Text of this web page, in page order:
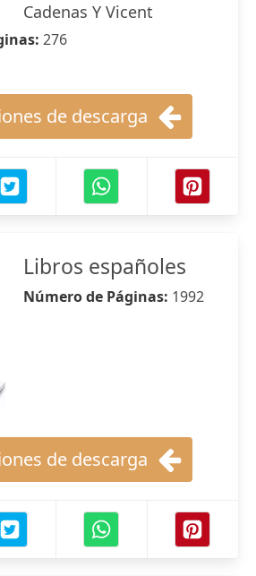
Cadenas Y Vicent
276
de descarga
Libros españoles
Número de Páginas: 1992
de descarga